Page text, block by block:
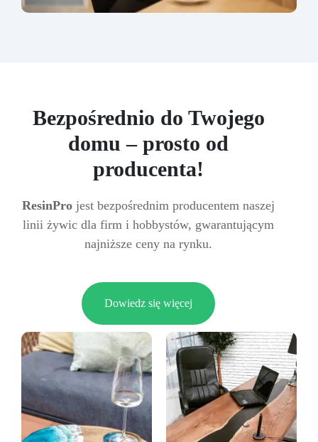
Bezpośrednio do Twojego
domu – prosto od
producenta!
ResinPro jest bezpośrednim producentem naszej
linii żywic dla firm i hobbystów, gwarantującym
najniższe ceny na rynku.
Dowiedz się więcej